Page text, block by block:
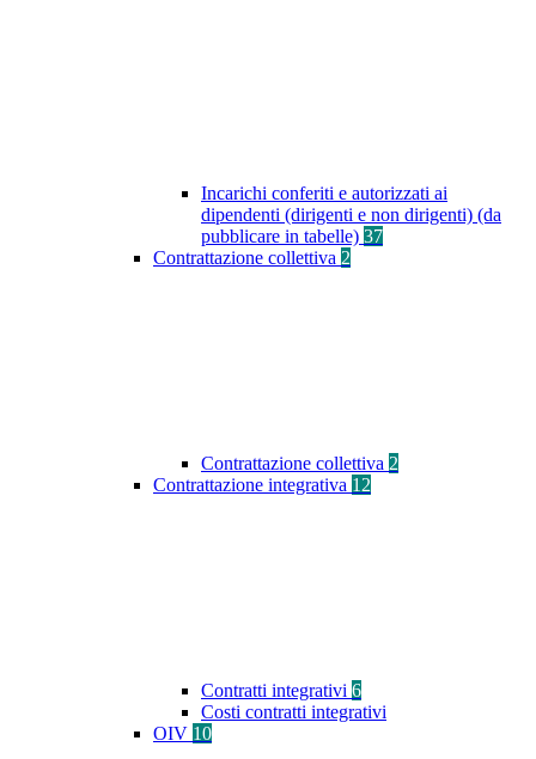
Incarichi conferiti e autorizzati ai
dipendenti (dirigenti e non dirigenti) (da
pubblicare in tabelle) 37
Contrattazione collettiva 2
Contrattazione collettiva 2
Contrattazione integrativa 12
Contratti integrativi 6
Costi contratti integrativi
OIV 10